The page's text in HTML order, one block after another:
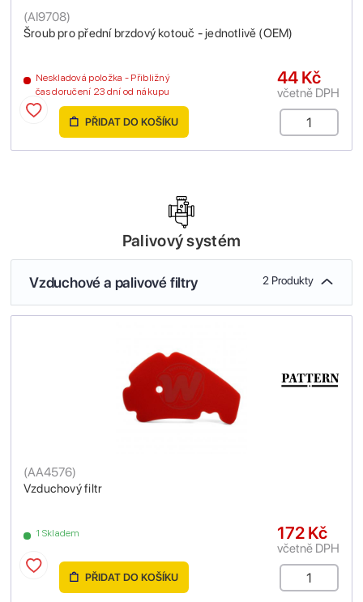
Šroub pro přední brzdový kotouč - jednotlivě (OEM)
(AI9708)
Neskladová položka - Přibližný
čas doručení 23 dní od nákupu
44 Kč
včetně DPH
PŘIDAT DO KOŠÍKU
Palivový systém
Vzduchové a palivové filtry 2 Produkty
Vzduchový filtr
(AA4576)
1 Skladem 172 Kč
včetně DPH
PŘIDAT DO KOŠÍKU